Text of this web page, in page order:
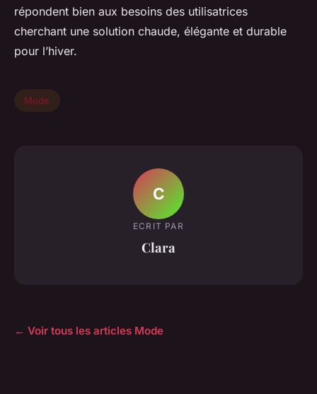
répondent bien aux besoins des utilisatrices
cherchant une solution chaude, élégante et durable
pour l’hiver.
Mode
C
ECRIT PAR
Clara
← Voir tous les articles Mode